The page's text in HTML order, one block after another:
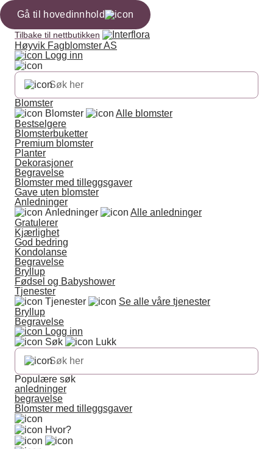
Gå til hovedinnhold
Tilbake til nettbutikken
Høyvik Fagblomster AS
Logg inn
Blomster
Blomster
Alle blomster
Bestselgere
Blomsterbuketter
Premium blomster
Planter
Dekorasjoner
Begravelse
Blomster med tilleggsgaver
Gave uten blomster
Anledninger
Anledninger
Alle anledninger
Gratulerer
Kjærlighet
God bedring
Kondolanse
Begravelse
Bryllup
Fødsel og Babyshower
Tjenester
Tjenester
Se alle våre tjenester
Bryllup
Begravelse
Logg inn
Søk
Lukk
Populære søk
anledninger
begravelse
Blomster med tilleggsgaver
Hvor?